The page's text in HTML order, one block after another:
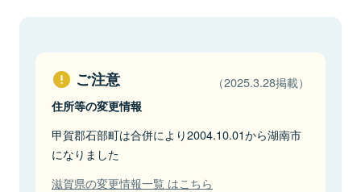
ご注意 （2025.3.28掲載）
住所等の変更情報
甲賀郡石部町は合併により2004.10.01から湖南市
になりました
滋賀県の変更情報一覧 はこちら